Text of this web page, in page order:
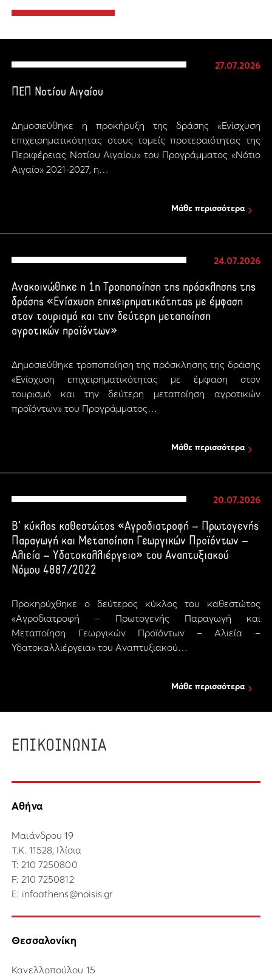
27.07.2026
ΠΕΠ Νοτίου Αιγαίου
Δημοσιεύθηκε η προκήρυξη της δράσης «Ενίσχυση
επιχειρηματικότητας στους τομείς προτεραιότητας της
Περιφέρειας Νοτίου Αιγαίου» του Προγράμματος «Νότιο
Αιγαίο» 2021-2027, η…
Μάθε περισσότερα
24.07.2026
Ανακοινώθηκε η 1η Τροποποίηση της πρόσκλησης της
δράσης «Ενίσχυση επιχειρηματικότητας με έμφαση
στον τουρισμό και την δεύτερη μεταποίηση
αγροτικών προϊόντων»
Δημοσιεύθηκε τροποποίηση της πρόσκλησης της δράσης
«Ενίσχυση επιχειρηματικότητας με έμφαση στον
τουρισμό και την δεύτερη μεταποίηση αγροτικών
προϊόντων» του Προγράμματος…
Μάθε περισσότερα
20.07.2026
Β’ κύκλος καθεστώτος «Αγροδιατροφή – Πρωτογενής
Παραγωγή και Μεταποίηση Γεωργικών Προϊόντων –
Αλιεία – Υδατοκαλλιέργεια» του Αναπτυξιακού
Νόμου 4887/2022
Προκηρύχθηκε ο δεύτερος κύκλος του καθεστώτος
«Αγροδιατροφή – Πρωτογενής Παραγωγή και
Μεταποίηση Γεωργικών Προϊόντων – Αλιεία –
Υδατοκαλλιέργεια» του Αναπτυξιακού…
Μάθε περισσότερα
ΕΠΙΚΟΙΝΩΝΙΑ
Αθήνα
Μαιάνδρου 19
Τ.Κ. 11528, Ιλίσια
Τ: 210 7250800
F: 210 7250812
E: infoathens@noisis.gr
Θεσσαλονίκη
Κανελλοπούλου 15